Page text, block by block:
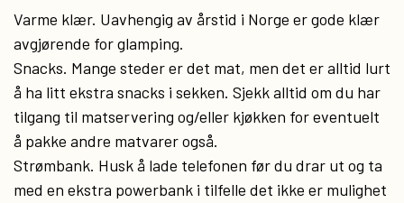
Varme klær. Uavhengig av årstid i Norge er gode klær
avgjørende for glamping.
Snacks. Mange steder er det mat, men det er alltid lurt
å ha litt ekstra snacks i sekken. Sjekk alltid om du har
tilgang til matservering og/eller kjøkken for eventuelt
å pakke andre matvarer også.
Strømbank. Husk å lade telefonen før du drar ut og ta
med en ekstra powerbank i tilfelle det ikke er mulighet